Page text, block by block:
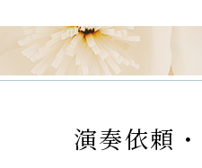
演奏依頼